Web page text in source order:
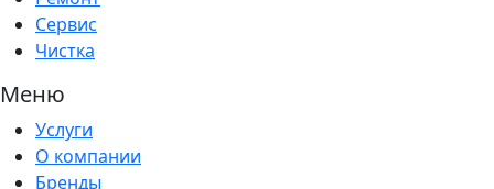
Сервис
Чистка
Меню
Услуги
О компании
Бренды